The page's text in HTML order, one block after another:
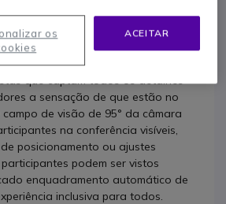
4K Ultra HD utilizada neste sistema
que captam todos os detalhes
a sensação de que estão no
campo de visão de 95° da câmara
na conferência visíveis,
posicionamento ou ajustes
podem ser vistos
enquadramento automático de
inclusiva para todos.
ACEITAR
os